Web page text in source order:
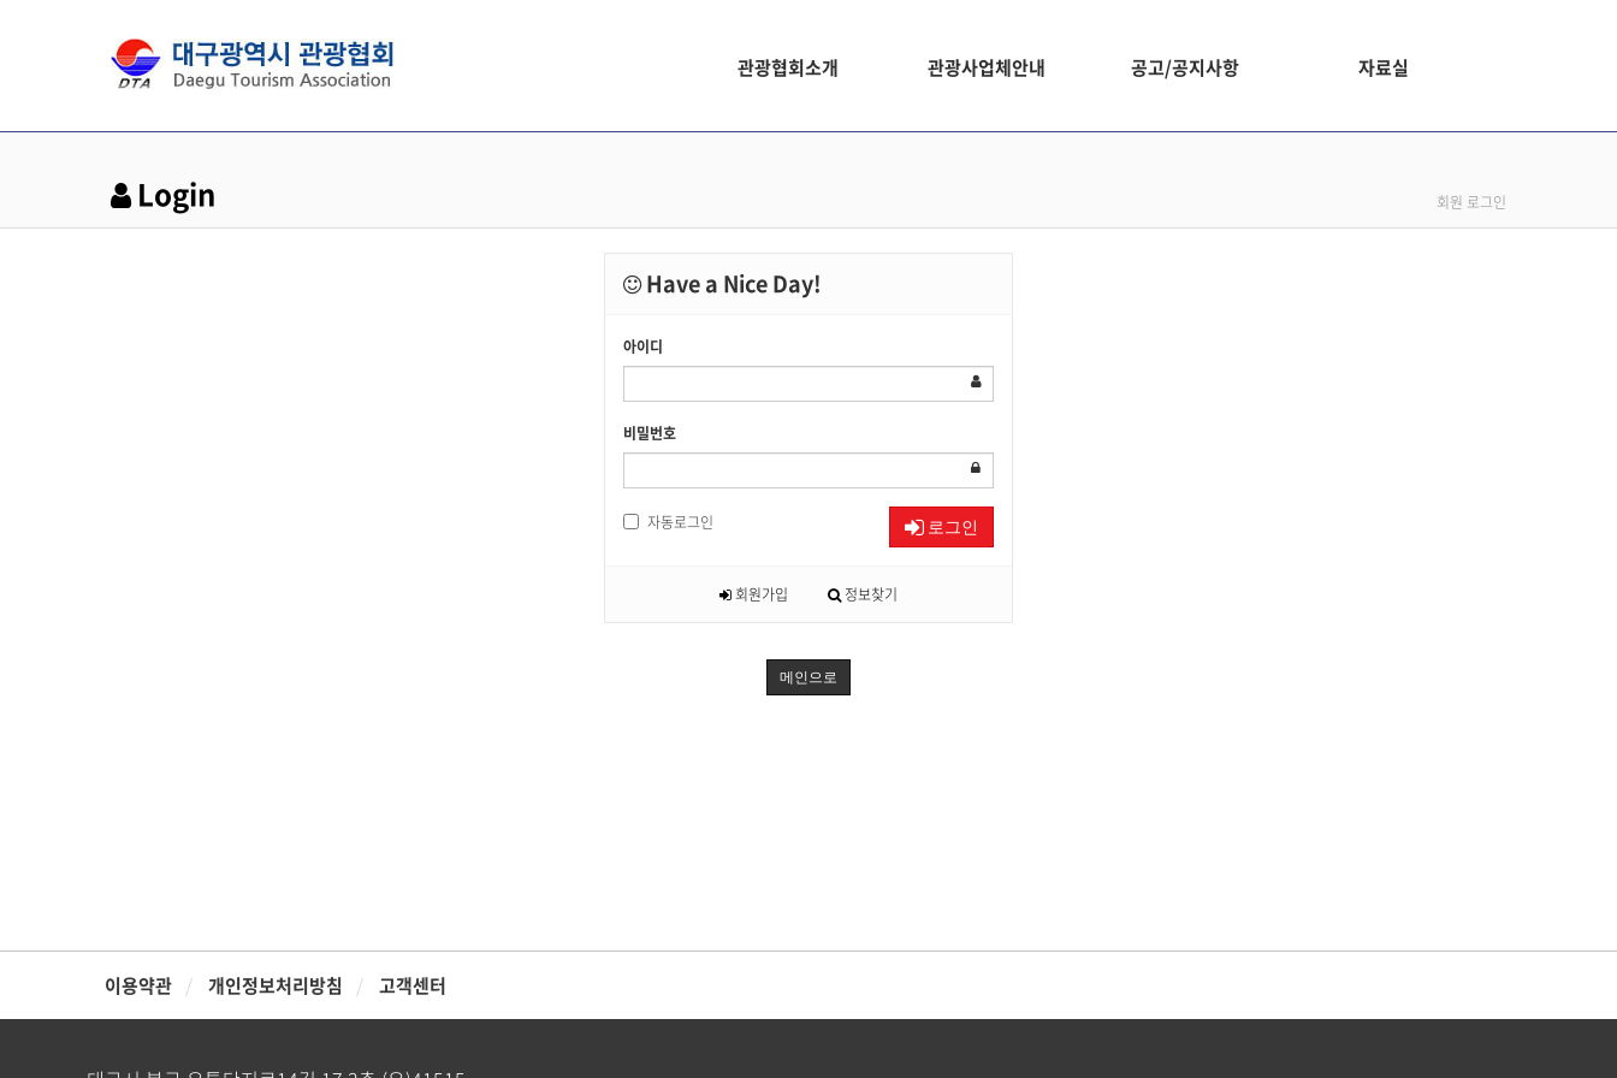
관광협회소개 관광사업체안내 공고/공지사항 자료실
Login 회원 로그인
Have a Nice Day!
아이디
비밀번호
자동로그인 로그인
회원가입 정보찾기
메인으로
이용약관 개인정보처리방침 고객센터